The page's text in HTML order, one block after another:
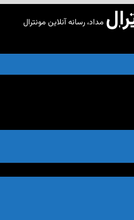
مداد، رسانه آنلاین مونترال